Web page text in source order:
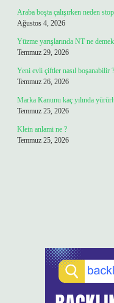
Araba boşta çalışırken neden
Ağustos 4, 2026
Yüzme yarışlarında NT ne
Temmuz 29, 2026
Yeni evli çiftler nasıl boşanabilir ?
Temmuz 26, 2026
Marka Kanunu kaç yılında
Temmuz 25, 2026
Klein anlami ne ?
Temmuz 25, 2026